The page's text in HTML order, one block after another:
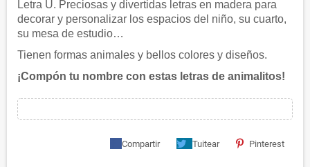
Letra U. Preciosas y divertidas letras en madera para
decorar y personalizar los espacios del niño, su cuarto,
su mesa de estudio…
Tienen formas animales y bellos colores y diseños.
¡Compón tu nombre con estas letras de animalitos!
Compartir Tuitear Pinterest